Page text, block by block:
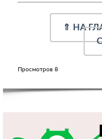
⇑ НА
Просмотров 8